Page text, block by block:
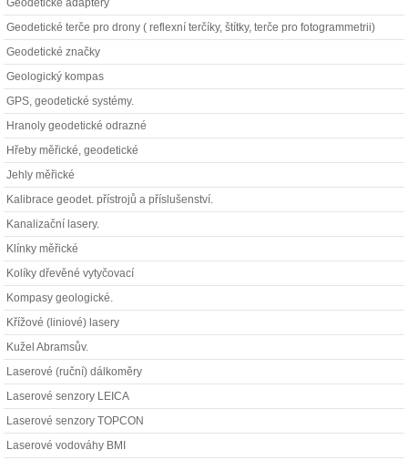
Geodetické adaptéry
Geodetické terče pro drony ( reflexní terčíky, štítky, terče pro fotogrammetrii)
Geodetické značky
Geologický kompas
GPS, geodetické systémy.
Hranoly geodetické odrazné
Hřeby měřické, geodetické
Jehly měřické
Kalibrace geodet. přístrojů a příslušenství.
Kanalizační lasery.
Klínky měřické
Kolíky dřevěné vytyčovací
Kompasy geologické.
Křížové (liniové) lasery
Kužel Abramsův.
Laserové (ruční) dálkoměry
Laserové senzory LEICA
Laserové senzory TOPCON
Laserové vodováhy BMI